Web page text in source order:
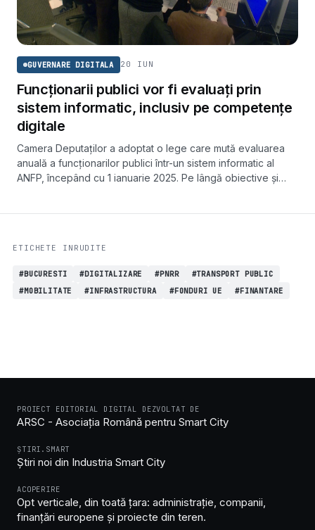
GUVERNARE DIGITALA 20 IUN
Funcționarii publici vor fi evaluați prin
sistem informatic, inclusiv pe competențe
digitale
Camera Deputaților a adoptat o lege care mută evaluarea
anuală a funcționarilor publici într-un sistem informatic al
ANFP, începând cu 1 ianuarie 2025. Pe lângă obiective și
ETICHETE INRUDITE
#BUCURESTI #DIGITALIZARE #PNRR
#TRANSPORT PUBLIC
#MOBILITATE
#INFRASTRUCTURA #FONDURI UE #FINANTARE
PROIECT EDITORIAL DIGITAL DEZVOLTAT DE
ARSC - Asociația Română pentru Smart City
ȘTIRI.SMART
Știri noi din Industria Smart City
ACOPERIRE
Opt verticale, din toată țara: administrație, companii,
finanțări europene și proiecte din teren.